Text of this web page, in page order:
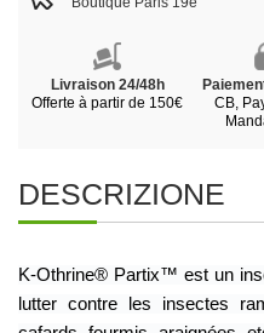
Livraison 24/48h
Offerte à partir de 150€
CB,
DESCRIZIONE
K-Othrine® Partix™ est un
lutter contre les insectes